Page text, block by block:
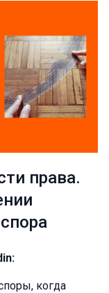
права.
когда